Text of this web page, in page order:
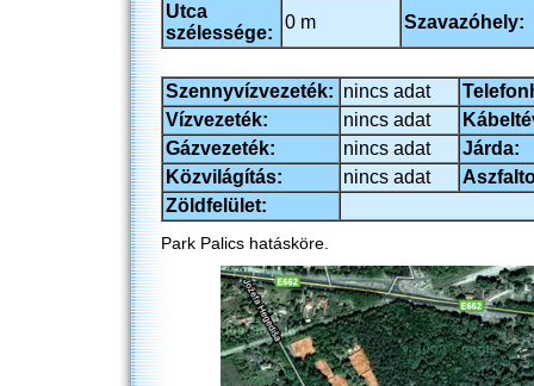
Utca
szélessége:
0 m Szavazóhely:
Szennyvízvezeték: nincs adat
Vízvezeték:
nincs adat
Gázvezeték:
nincs adat
Járda:
Közvilágítás:
nincs adat
Zöldfelület:
Park Palics hatásköre.